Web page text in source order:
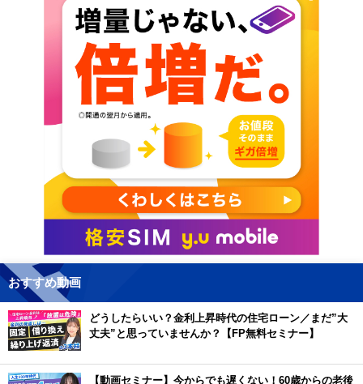
おすすめ動画
どうしたらいい？金利上昇時代の住宅ローン／まだ”大
丈夫”と思っていませんか？【FP無料セミナー】
【動画セミナー】今からでも遅くない！60歳からの老後